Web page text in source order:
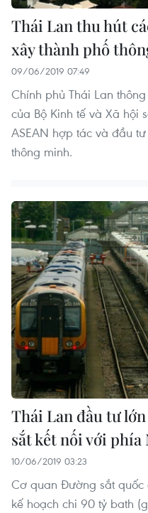
Thái Lan thu hút
xây thành phố
09/06/2019 07:49
Chính phủ Thái Lan
của Bộ Kinh tế và Xã hội
ASEAN hợp tác và đầu
thông minh.
Thái Lan đầu tư
sắt kết nối với phía
10/06/2019 03:23
Cơ quan Đường sắt quốc
kế hoạch chi 90 tỷ bath